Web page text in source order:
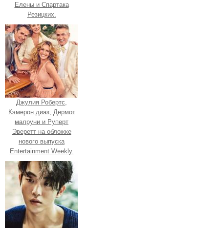
Елены и Спартака
Резицких.
Джулия Робертс,
Кэмерон диаз, Дермот
малруни и Руперт
Эверетт на обложке
нового выпуска
Entertainment Weekly.